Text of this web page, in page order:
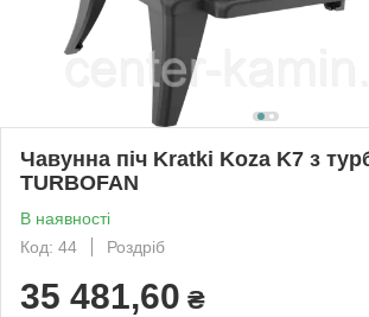
Чавунна піч Kratki Koza K7 з
TURBOFAN
В наявності
Код: 44
Роздріб
35 481,60 ₴